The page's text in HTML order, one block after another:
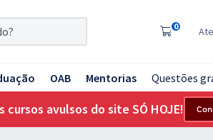
0
OAB Mentorias Questões
cursos avulsos do site SÓ HOJE!